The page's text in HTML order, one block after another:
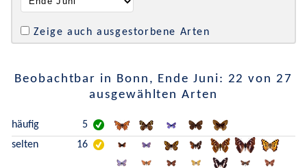
Zeige auch ausgestorbene Arten
Beobachtbar in Bonn, Ende Juni: 22 von 27
ausgewählten Arten
häufig
5
selten
16